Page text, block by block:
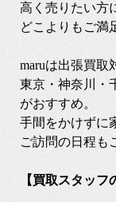
高く売りたい方
どこよりもご満
maruは出張買取
東京・神奈川・
がおすすめ。
手間をかけずに
ご訪問の日程も
【買取スタッフ